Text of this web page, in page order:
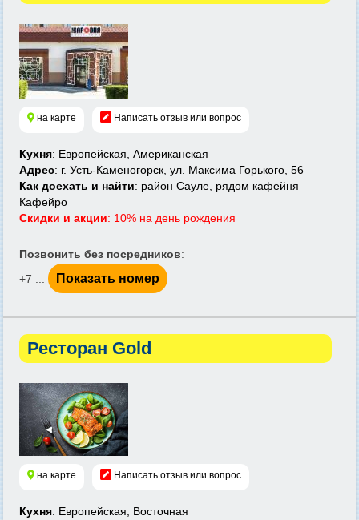
на карте Написать отзыв или вопрос
Кухня: Европейская, Американская
Адрес: г. Усть-Каменогорск, ул. Максима Горького, 56
Как доехать и найти: район Сауле, рядом кафейня
Кафейро
Скидки и акции: 10% на день рождения
Позвонить без посредников:
+7 ...
Показать номер
Ресторан Gold
на карте Написать отзыв или вопрос
Кухня: Европейская, Восточная